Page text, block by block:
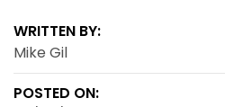
WRITTEN BY:
Mike Gil
POSTED ON: